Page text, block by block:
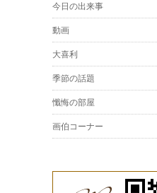
今日の出来事
動画
大喜利
季節の話題
懺悔の部屋
画伯コーナー